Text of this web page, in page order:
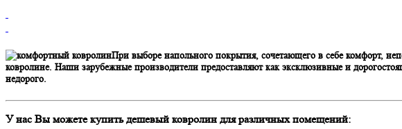
При выборе напольного покрытия, сочетающего в себе комфорт,
ковролине. Наши зарубежные производители предоставляют как эксклюзивные и
недорого.
У нас Вы можете купить дешевый ковролин для различных помещений: